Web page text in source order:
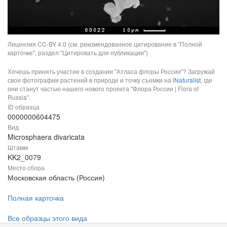
Лицензия CC-BY 4.0 (см. рекомендованное цитирование в "Полной
карточке", раздел "Цитировать для публикации")
Хочешь принять участие в создании "Атласа флоры России"? Загружай
свои фотографии растений в природе и точку съемки на iNaturalist, где
они станут частью нашего нового проекта "Флора России | Flora of
Russia".
ID образца
0000000604475
Вид
Microsphaera divaricata
Штамм
KK2_0079
Место сбора
Московская область (Россия)
Полная карточка
Все образцы этого вида